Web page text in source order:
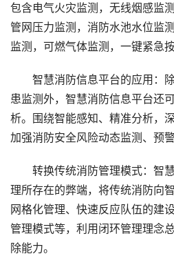
包含电气火灾监测，无线烟感监
管网压力监测，消防水池水位监
监测，可燃气体监测，一键紧急
智慧消防信息平台的应用：除
患监测外，智慧消防信息平台还
析。围绕智能感知、精准分析，
加强消防安全风险动态监测、预
转换传统消防管理模式：智慧
理所存在的弊端，将传统消防向
网格化管理、快速反应队伍的建
管理模式等，利用闭环管理理念
除能力。